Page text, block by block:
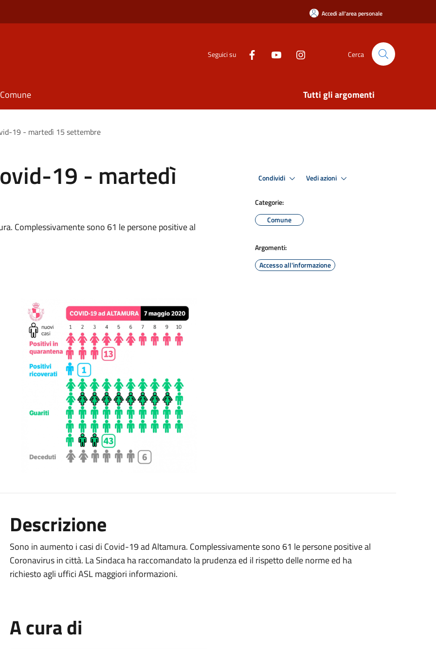
Accedi all'area personale
Seguici su Cerca
Tutti gli argomenti
19 - martedì 15 settembre
19 - martedì
Complessivamente sono 61 le persone positive al
Condividi Vedi azioni
Categorie:
Comune
Argomenti:
Accesso all'informazione
Descrizione
Sono in aumento i casi di Covid-19 ad Altamura. Complessivamente sono 61 le persone positive al
Coronavirus in città. La Sindaca ha raccomandato la prudenza ed il rispetto delle norme ed ha
richiesto agli uffici ASL maggiori informazioni.
A cura di